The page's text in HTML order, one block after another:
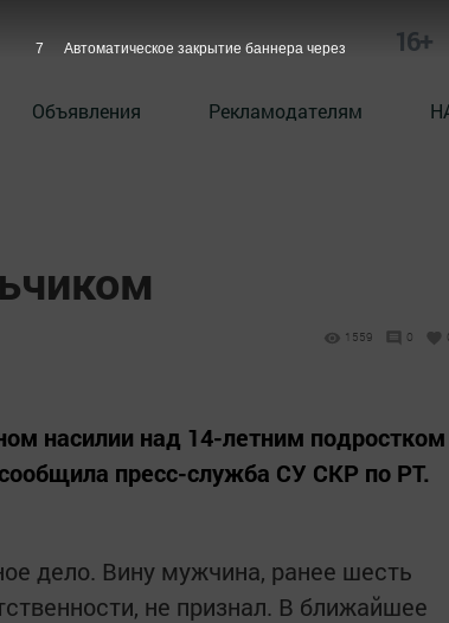
16+
Объявления Рекламодателям
1559 0
насилии над 14-летним подростком
пресс-служба СУ СКР по РТ.
дело. Вину мужчина, ранее шесть
не признал. В ближайшее
6 Автоматическое закрытие баннера через